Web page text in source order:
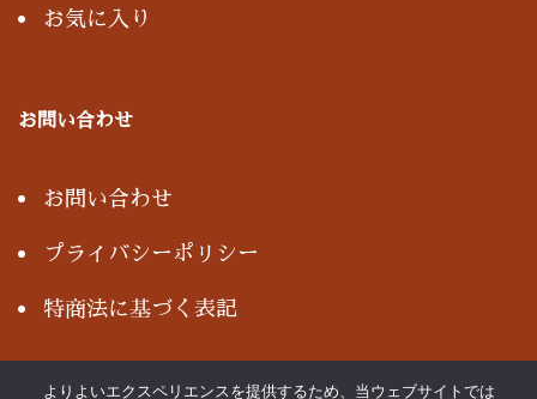
お気に入り
お問い合わせ
お問い合わせ
プライバシーポリシー
特商法に基づく表記
よりよいエクスペリエンスを提供するため、当ウェブサイトでは